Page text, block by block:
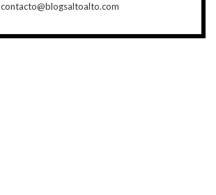
contacto@blogsaltoalto.com